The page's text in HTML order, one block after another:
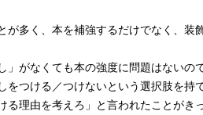
が多く、本を補強するだけでなく、装
」がなくても本の強度に問題はないの
をつける／つけないという選択肢を持
る理由を考えろ」と言われたことがき